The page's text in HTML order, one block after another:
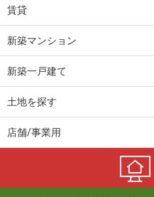
賃貸
新築マンション
新築一戸建て
土地を探す
店舗/事業用